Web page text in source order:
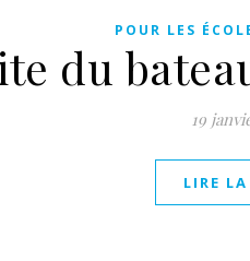
POUR LES
du
19
LIRE